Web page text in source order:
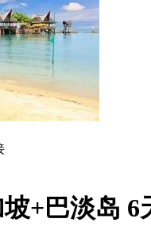
+巴淡岛 6